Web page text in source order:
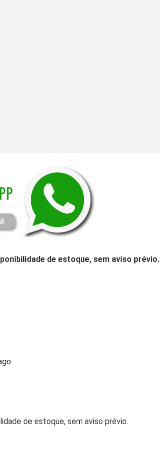
de estoque, sem aviso prévio.
de estoque, sem aviso prévio.